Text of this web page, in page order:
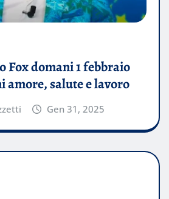
Fox domani 1 febbraio
amore, salute e lavoro
Gen 31, 2025